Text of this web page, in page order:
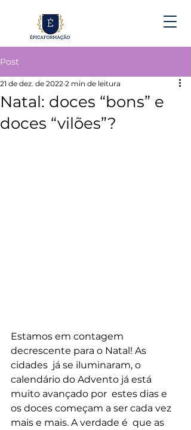
Post
Natal: doces “bons” e
doces “vilões”?
21 de dez. de 2022 2 min de leitura
Estamos em contagem
decrescente para o Natal! As
cidades  já se iluminaram, o
calendário do Advento já está
muito avançado por  estes dias e
os doces começam a ser cada vez
mais e mais. A verdade é  que as